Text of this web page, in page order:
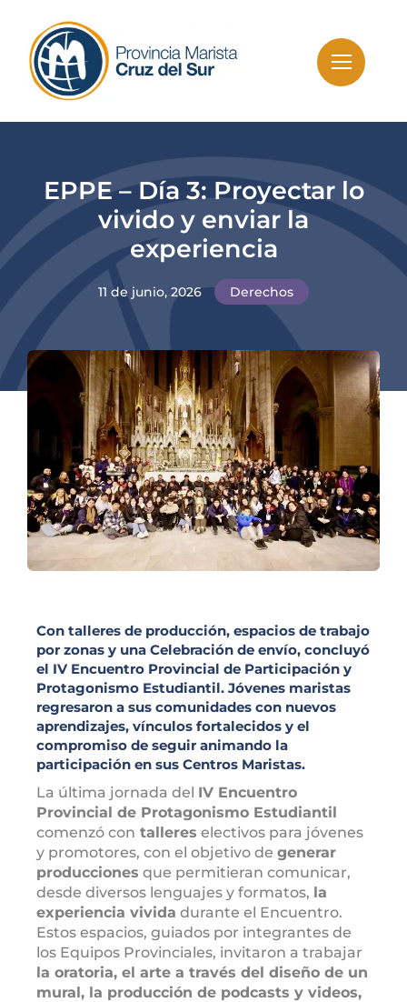
content
EPPE – Día 3: Proyectar lo
vivido y enviar la
experiencia
11 de junio, 2026 Derechos
Con talleres de producción, espacios de trabajo
por zonas y una Celebración de envío, concluyó
el IV Encuentro Provincial de Participación y
Protagonismo Estudiantil. Jóvenes maristas
regresaron a sus comunidades con nuevos
aprendizajes, vínculos fortalecidos y el
compromiso de seguir animando la
participación en sus Centros Maristas.
La última jornada del IV Encuentro
Provincial de Protagonismo Estudiantil
comenzó con talleres electivos para jóvenes
y promotores, con el objetivo de generar
producciones que permitieran comunicar,
desde diversos lenguajes y formatos, la
experiencia vivida durante el Encuentro.
Estos espacios, guiados por integrantes de
los Equipos Provinciales, invitaron a trabajar
la oratoria, el arte a través del diseño de un
mural, la producción de podcasts y videos,